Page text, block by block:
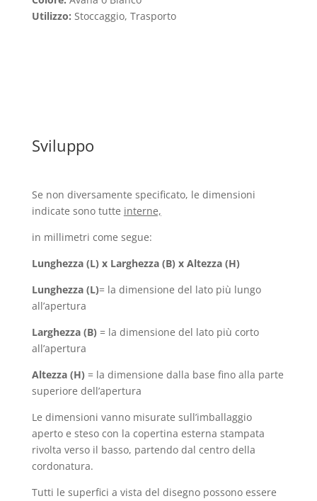
Utilizzo: Stoccaggio, Trasporto
Sviluppo
Se non diversamente specificato, le dimensioni
indicate sono tutte interne,
in millimetri come segue:
Lunghezza (L) x Larghezza (B) x Altezza (H)
Lunghezza (L)= la dimensione del lato più lungo
all’apertura
Larghezza (B) = la dimensione del lato più corto
all’apertura
Altezza (H) = la dimensione dalla base fino alla parte
superiore dell’apertura
Le dimensioni vanno misurate sull’imballaggio
aperto e steso con la copertina esterna stampata
rivolta verso il basso, partendo dal centro della
cordonatura.
Tutti le superfici a vista del disegno possono essere